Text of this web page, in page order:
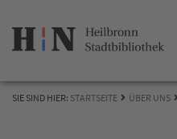
SIE SIND HIER: STARTSEITE ÜBER UNS